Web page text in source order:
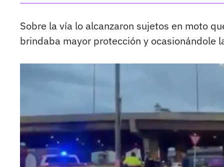
Sobre la vía lo alcanzaron sujetos en moto
brindaba mayor protección y ocasionándole